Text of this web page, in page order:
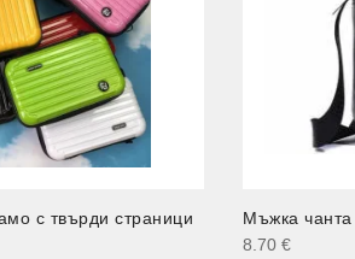
с твърди страници
Мъжка
8.70 €